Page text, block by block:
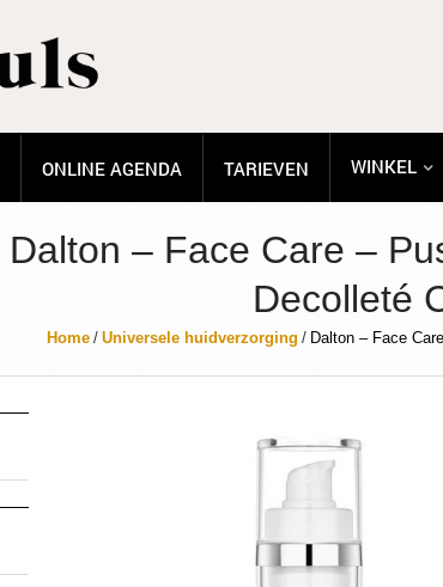
ONLINE AGENDA TARIEVEN WINKEL
Dalton – Face Care –
Decolleté
Home / Universele huidverzorging / Dalton – Face